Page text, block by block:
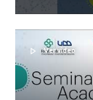
Ver video